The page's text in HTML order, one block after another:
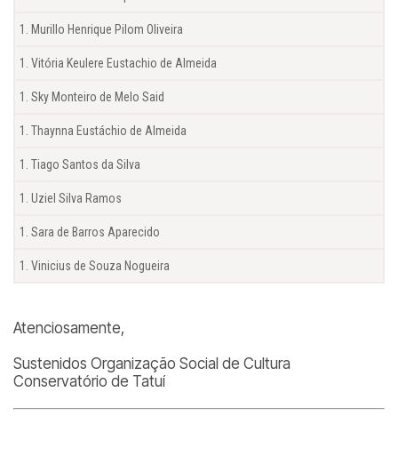
Murillo Henrique Pilom Oliveira
Vitória Keulere Eustachio de Almeida
Sky Monteiro de Melo Said
Thaynna Eustáchio de Almeida
Tiago Santos da Silva
Uziel Silva Ramos
Sara de Barros Aparecido
Vinicius de Souza Nogueira
Atenciosamente,
Sustenidos Organização Social de Cultura
Conservatório de Tatuí